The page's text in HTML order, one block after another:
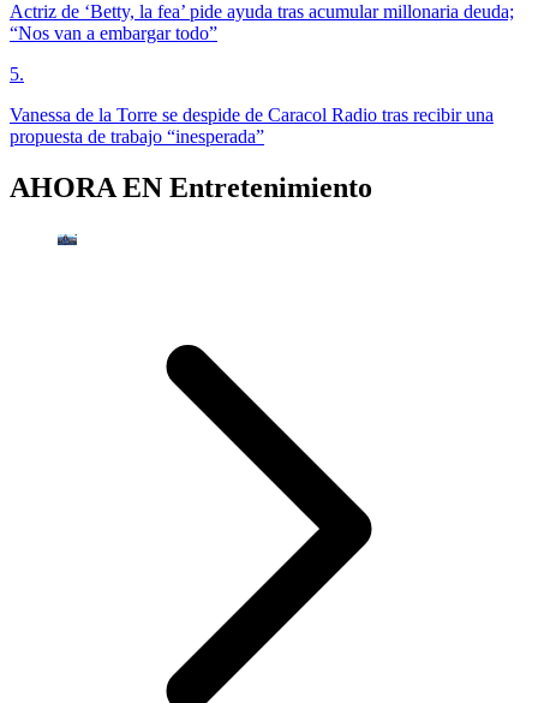
Actriz de ‘Betty, la fea’ pide ayuda tras acumular millonaria deuda;
“Nos van a embargar todo”
5.
Vanessa de la Torre se despide de Caracol Radio tras recibir una
propuesta de trabajo “inesperada”
AHORA EN Entretenimiento